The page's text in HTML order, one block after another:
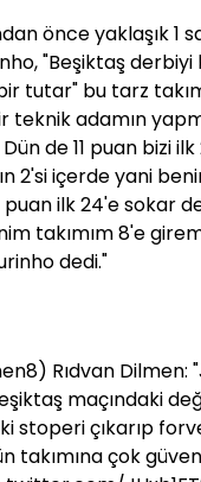
önce yaklaşık 1
"Beşiktaş derbiyi
tutar" bu tarz
teknik adamın
de 11 puan bizi
2'si içerde yani
puan ilk 24'e sokar
takımım 8'e
dedi."
) Rıdvan Dilmen:
maçındaki
stoperi çıkarıp
takımına çok